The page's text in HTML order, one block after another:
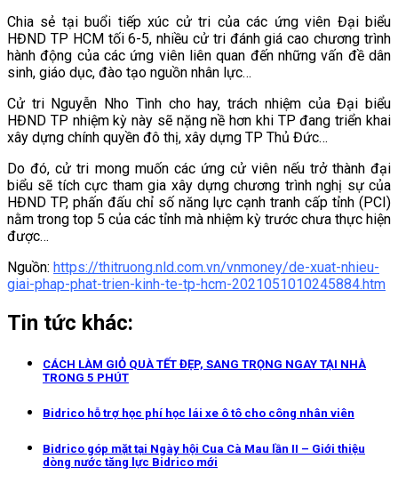
Chia sẻ tại buổi tiếp xúc cử tri của các ứng viên Đại biểu
HĐND TP HCM tối 6-5, nhiều cử tri đánh giá cao chương trình
hành động của các ứng viên liên quan đến những vấn đề dân
sinh, giáo dục, đào tạo nguồn nhân lực…
Cử tri Nguyễn Nho Tình cho hay, trách nhiệm của Đại biểu
HĐND TP nhiệm kỳ này sẽ nặng nề hơn khi TP đang triển khai
xây dựng chính quyền đô thị, xây dựng TP Thủ Đức…
Do đó, cử tri mong muốn các ứng cử viên nếu trở thành đại
biểu sẽ tích cực tham gia xây dựng chương trình nghị sự của
HĐND TP, phấn đấu chỉ số năng lực cạnh tranh cấp tỉnh (PCI)
nằm trong top 5 của các tỉnh mà nhiệm kỳ trước chưa thực hiện
được…
Nguồn: https://thitruong.nld.com.vn/vnmoney/de-xuat-nhieu-
giai-phap-phat-trien-kinh-te-tp-hcm-2021051010245884.htm
Tin tức khác:
CÁCH LÀM GIỎ QUÀ TẾT ĐẸP, SANG TRỌNG NGAY TẠI NHÀ
TRONG 5 PHÚT
Bidrico hỗ trợ học phí học lái xe ô tô cho công nhân viên
Bidrico góp mặt tại Ngày hội Cua Cà Mau lần II – Giới thiệu
dòng nước tăng lực Bidrico mới